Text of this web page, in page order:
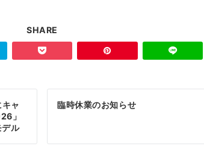
SHARE
ャ
」
ル
臨時休業のお知らせ